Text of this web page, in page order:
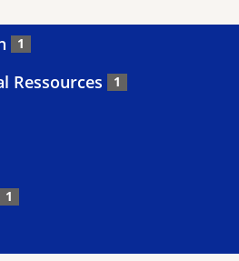
1
Ressources 1
1